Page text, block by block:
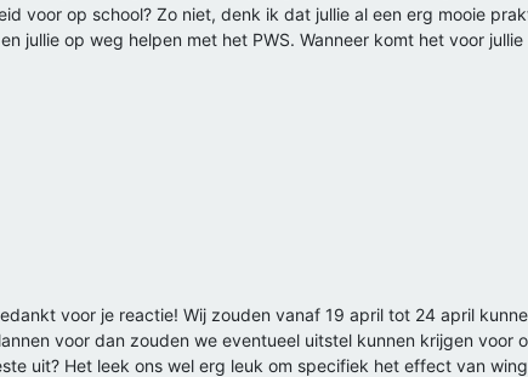
voor op school? Zo niet, denk ik dat jullie al een erg mooie
jullie op weg helpen met het PWS. Wanneer komt het voor
voor je reactie! Wij zouden vanaf 19 april tot 24 april
voor dan zouden we eventueel uitstel kunnen krijgen voor
uit? Het leek ons wel erg leuk om specifiek het effect van